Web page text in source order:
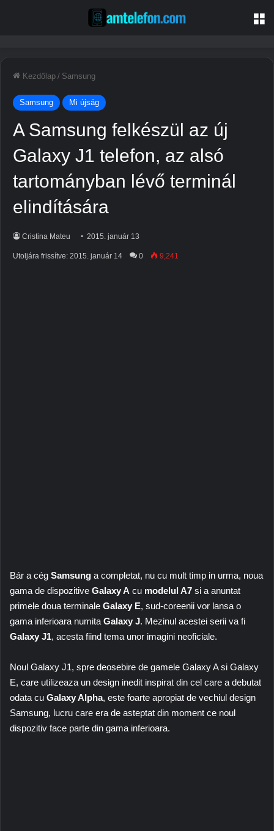
Kezdőlap / Samsung
Samsung Mi újság
A Samsung felkészül az új
Galaxy J1 telefon, az alsó
tartományban lévő terminál
elindítására
Cristina Mateu 2015. január 13
Utoljára frissítve: 2015. január 14 0 9,241
Bár a cég Samsung a completat, nu cu mult timp in urma, noua
gama de dispozitive Galaxy A cu modelul A7 si a anuntat
primele doua terminale Galaxy E, sud-coreenii vor lansa o
gama inferioara numita Galaxy J. Mezinul acestei serii va fi
Galaxy J1, acesta fiind tema unor imagini neoficiale.
Noul Galaxy J1, spre deosebire de gamele Galaxy A si Galaxy
E, care utilizeaza un design inedit inspirat din cel care a debutat
odata cu Galaxy Alpha, este foarte apropiat de vechiul design
Samsung, lucru care era de asteptat din moment ce noul
dispozitiv face parte din gama inferioara.